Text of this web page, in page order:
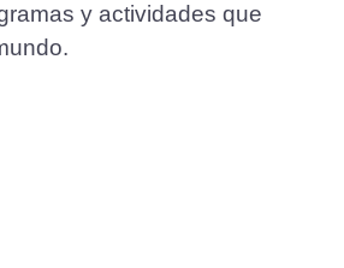
y actividades que